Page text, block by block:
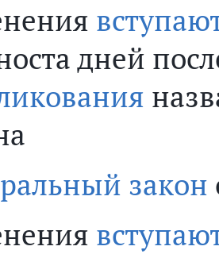
дней
закон